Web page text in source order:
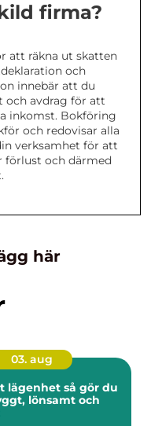
firma?
att räkna ut skatten
och
innebär att du
och avdrag för att
inkomst. Bokföring
och redovisar alla
verksamhet för att
förlust och därmed
här
03. aug
så gör du
lönsamt och